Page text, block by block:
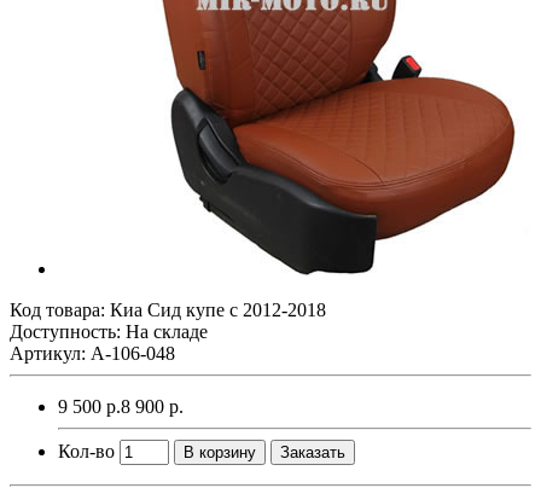
Код товара: Киа Сид купе с 2012-2018
Доступность: На складе
Артикул: A-106-048
9 500 р.8 900 р.
Кол-во В корзину Заказать